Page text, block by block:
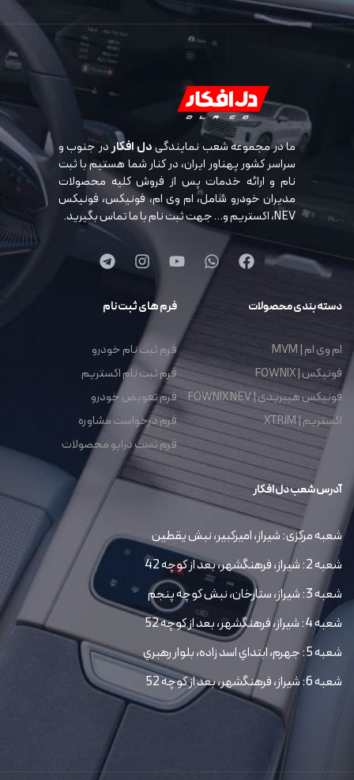
ما در مجموعه شعب نمایندگیدل افکاردر جنوب و
سراسر کشور پهناور ایران، در کنار شما هستیم با ثبت
نام و ارائه خدمات پس از فروش کلیه محصولات
مدیران خودرو شامل، ام وی ام، فونیکس، فونیکس
NEV، اکستریم و… جهت ثبت نام با ما تماس بگیرید.
دسته بندی محصولات
ام وی ام | MVM
فونیکس | FOWNIX
فونیکس هیبریدی | FOWNIX NEV
اکستریم | XTRIM
فرم های ثبت نام
فرم ثبت نام خودرو
فرم ثبت نام اکستریم
فرم تعویض خودرو
فرم درخواست مشاوره
فرم تست درایو محصولات
آدرس شعب دل افکار
شعبه مرکزی: شیراز، امیرکبیر، نبش یقطین
شعبه 2: شیراز، فرهنگشهر، بعد از کوچه 42
شعبه 3: شیراز، ستارخان، نبش کوچه پنجم
شعبه 4: شیراز، فرهنگشهر، بعد از کوچه 52
شعبه 5: جهرم، ابتداي اسد زاده، بلوار رهبري
شعبه 6: شیراز، فرهنگشهر، بعد از کوچه 52